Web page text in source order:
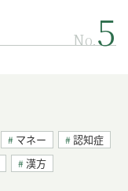
No.
マネー
認知症
漢方